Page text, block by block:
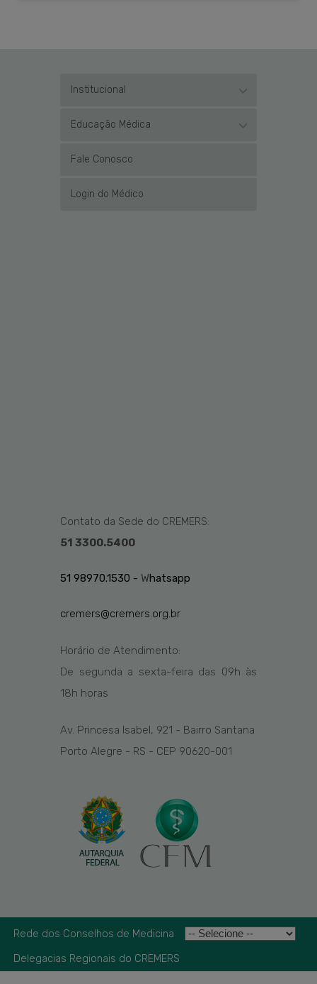
Institucional
Educação Médica
Fale Conosco
Login do Médico
Contato da Sede do CREMERS:
51 3300.5400
51 98970.1530 - Whatsapp
cremers@cremers.org.br
Horário de Atendimento:
De segunda a sexta-feira das 09h às
18h horas
Av. Princesa Isabel, 921 - Bairro Santana
Porto Alegre - RS - CEP 90620-001
Rede dos Conselhos de Medicina
Delegacias Regionais do CREMERS